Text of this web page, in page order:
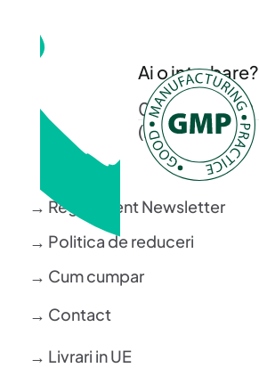
Ai o intrebare?
0372 372 200
(L-V: 08-16)
→ Regulament Newsletter
→ Politica de reduceri
→ Cum cumpar
→ Contact
→ Livrari in UE